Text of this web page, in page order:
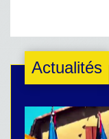
Actualités